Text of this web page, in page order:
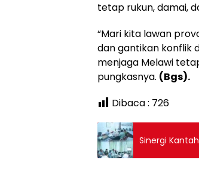
tetap rukun, damai,
“Mari kita lawan
dan gantikan konflik
menjaga Melawi
pungkasnya. (Bgs).
Dibaca : 726
Sinergi